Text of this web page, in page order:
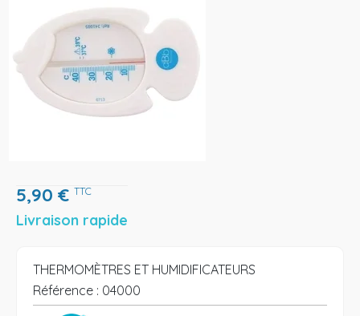
5,90 € TTC
Livraison rapide
THERMOMÈTRES ET HUMIDIFICATEURS
Référence : 04000